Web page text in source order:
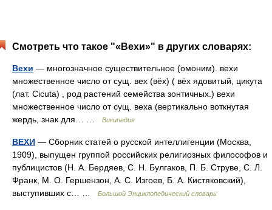
Смотреть что такое "«Вехи»" в других словарях:
Вехи — многозначное существительное (омоним). вехи
множественное число от сущ. вех (вёх) ( вёх ядовитый, цикута
(лат. Cicuta) , род растений семейства зонтичных.) вехи
множественное число от сущ. веха (вертикально воткнутая
жердь, знак для… …
Википедия
ВЕХИ — Сборник статей о русской интеллигенции (Москва,
1909), выпущен группой российских религиозных философов и
публицистов (Н. А. Бердяев, С. Н. Булгаков, П. Б. Струве, С. Л.
Франк, М. О. Гершензон, А. С. Изгоев, Б. А. Кистяковский),
выступивших с… …
Большой Энциклопедический словарь